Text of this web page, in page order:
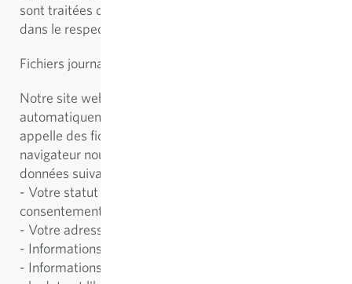
sont traitées que conformément à nos instructions et
dans le respect du GDPR.
Fichiers journaux du serveur
Notre site web et CookieFirst collectent et stockent
automatiquement des informations dans ce qu'on
appelle des fichiers journaux de serveur, que votre
navigateur nous transmet automatiquement. Les
données suivantes sont collectées :
- Votre statut de consentement ou le retrait du
consentement.
- Votre adresse IP anonyme
- Informations sur votre navigateur
- Informations sur votre appareil